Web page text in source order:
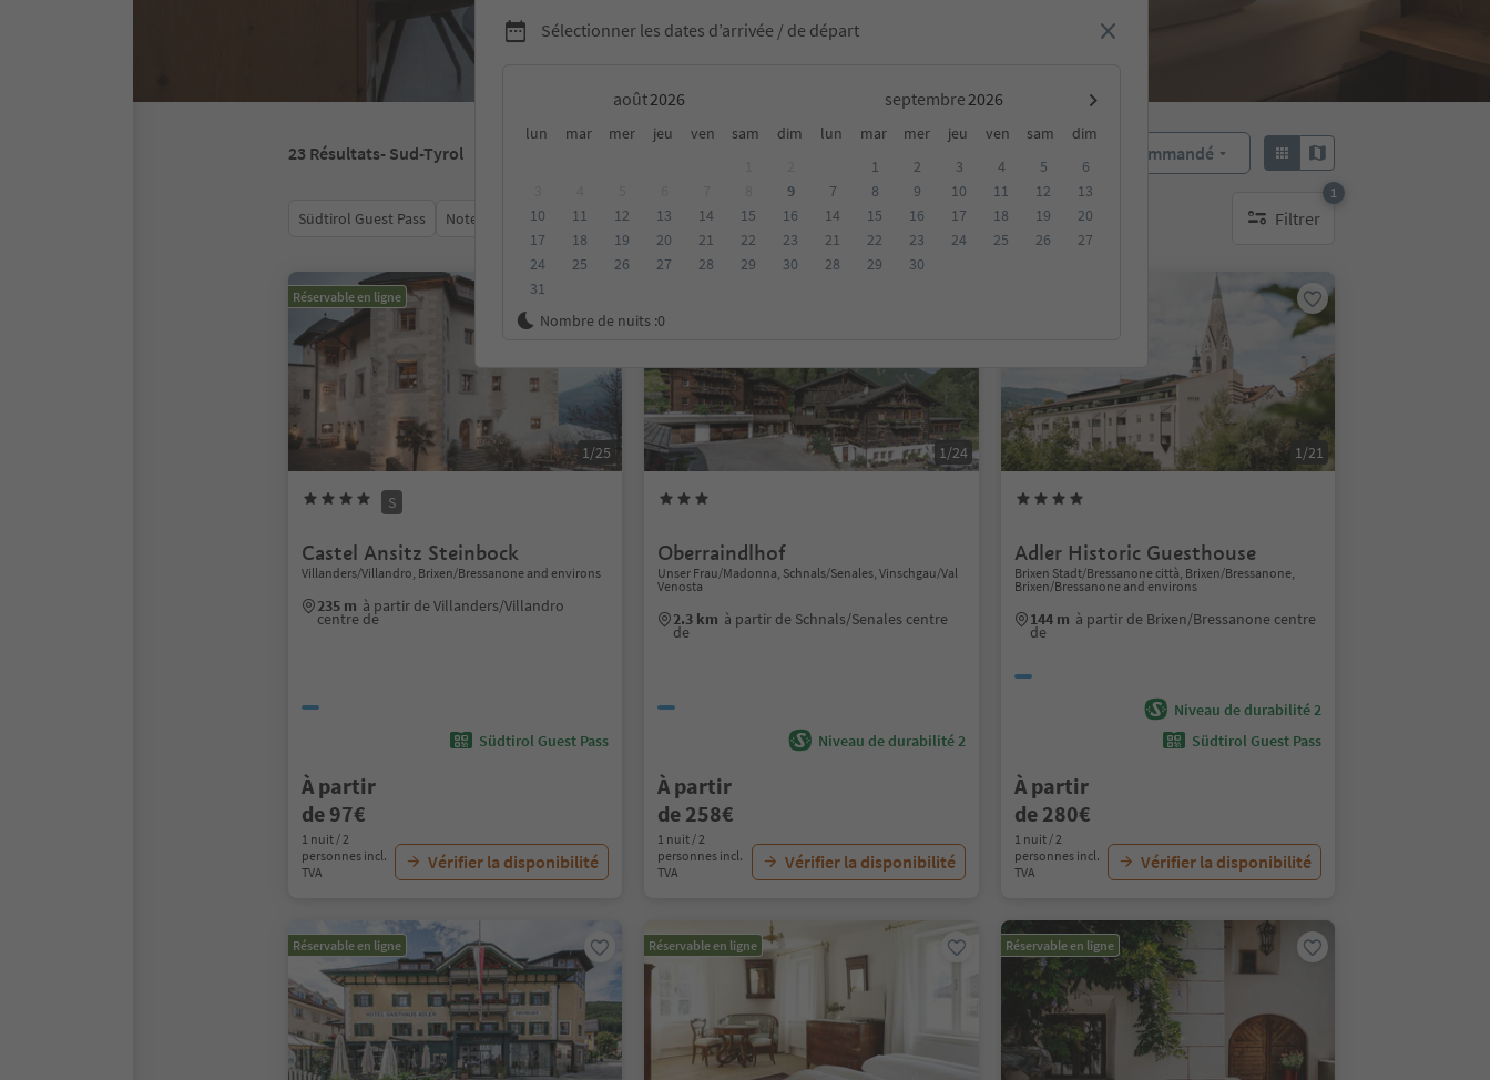
Sélectionner les dates d’arrivée / de départ
août septembre
lun mar mer jeu ven sam dim lun mar mer jeu ven sam
dim
9
10
11 12 13 14 15
16
17
18 19 20 21 22
23
24
25 26 27 28 29
30
31
1 2 3 4 5
6
7
8 9 10 11 12
13
14
15 16 17 18 19
20
21
22 23 24 25 26
27
28
29 30
Nombre de nuits :0
23 Résultats- Sud-Tyrol Recommandé
Südtirol Guest Pass Note moyenne Catégorie Options de la carte Hébergements durables Filtrer
1
1 filtre actif
Réservable en ligne
1/25
S
Castel Ansitz Steinbock
Villanders/Villandro, Brixen/Bressanone and environs
235 m à partir de Villanders/Villandro
centre de
Südtirol Guest Pass
À partir
de 97€
1 nuit / 2
personnes incl.
TVA
Vérifier la disponibilité
1/24
Oberraindlhof
Unser Frau/Madonna, Schnals/Senales, Vinschgau/Val
Venosta
2.3 km à partir de Schnals/Senales centre
de
Niveau de durabilité 2
À partir
de 258€
1 nuit / 2
personnes incl.
TVA
Vérifier la disponibilité
1/21
Adler Historic Guesthouse
Brixen Stadt/Bressanone città, Brixen/Bressanone,
Brixen/Bressanone and environs
144 m à partir de Brixen/Bressanone centre
de
Niveau de durabilité 2
Südtirol Guest Pass
À partir
de 280€
1 nuit / 2
personnes incl.
TVA
Vérifier la disponibilité
Réservable en ligne Réservable en ligne Réservable en ligne